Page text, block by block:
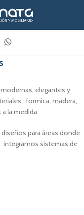
elegantes y
formica, madera,
la medida.
para áreas donde
integramos sistemas de